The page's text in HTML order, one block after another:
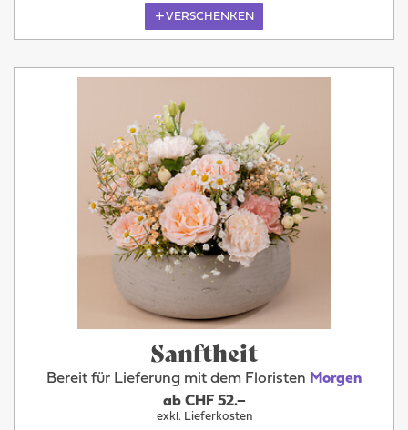
VERSCHENKEN
Sanftheit
Bereit für Lieferung mit dem Floristen Morgen
ab CHF 52.–
exkl. Lieferkosten